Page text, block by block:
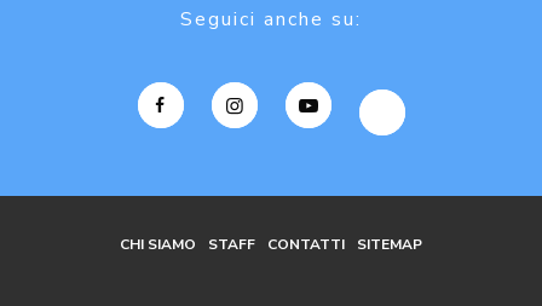
Seguici anche su:
CHI SIAMO STAFF CONTATTI SITEMAP